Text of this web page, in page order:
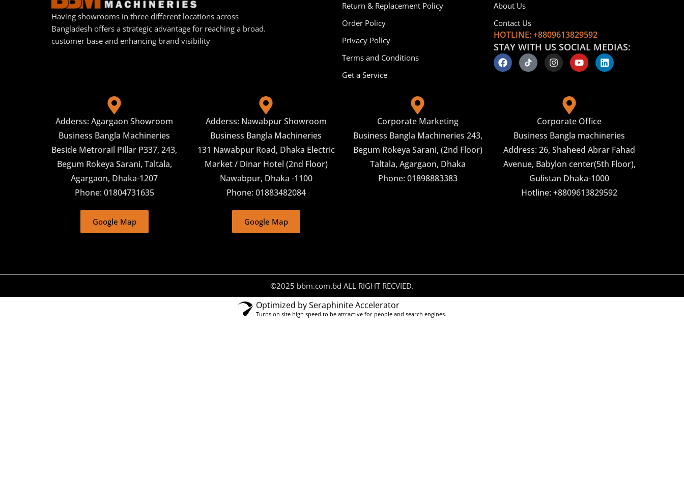
Having showrooms in three different locations across
Bangladesh offers a strategic advantage for reaching a broad.
customer base and enhancing brand visibility
Return & Replacement Policy
Order Policy
Privacy Policy
Terms and Conditions
Get a Service
About Us
Contact Us
HOTLINE: +8809613829592
STAY WITH US SOCIAL MEDIAS:
Adderss: Agargaon Showroom
Business Bangla Machineries
Beside Metrorail Pillar P337, 243,
Begum Rokeya Sarani, Taltala,
Agargaon, Dhaka-1207
Phone: 01804731635
Google Map
Adderss: Nawabpur Showroom
Business Bangla Machineries
131 Nawabpur Road, Dhaka Electric
Market / Dinar Hotel (2nd Floor)
Nawabpur, Dhaka -1100
Phone: 01883482084
Google Map
Phone: 01898883383
Corporate Marketing
Business Bangla Machineries 243,
Begum Rokeya Sarani, (2nd Floor)
Taltala, Agargaon, Dhaka
Corporate Office
Business Bangla machineries
Address: 26, Shaheed Abrar Fahad
Avenue, Babylon center(5th Floor),
Gulistan Dhaka-1000
Hotline: +8809613829592
©2025 bbm.com.bd ALL RIGHT RECVIED.
Optimized by Seraphinite Accelerator
Turns on site high speed to be attractive for people and search engines.